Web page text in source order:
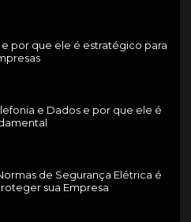
por que ele é estratégico para
e Dados e por que ele é
de Segurança Elétrica é
sua Empresa